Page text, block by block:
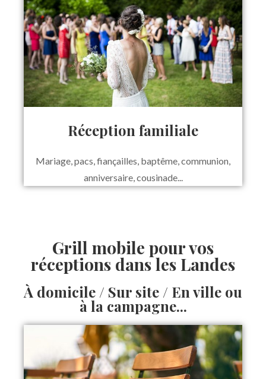
Réception familiale
Mariage, pacs, fiançailles, baptême, communion,
anniversaire, cousinade...
Grill mobile pour vos
réceptions dans les Landes
À domicile / Sur site / En ville ou
à la campagne...